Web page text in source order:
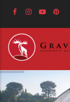
tartalomra